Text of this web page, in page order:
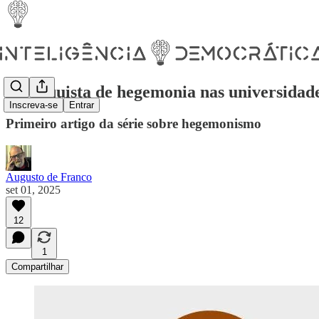
Inscreva-se Entrar
A conquista de hegemonia nas
Primeiro artigo da série sobre hegemonismo
Augusto de Franco
set 01, 2025
12
1
Compartilhar